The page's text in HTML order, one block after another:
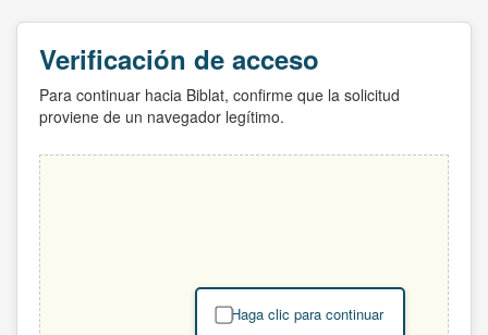
Verificación de acceso
Para continuar hacia Biblat, confirme que la solicitud
proviene de un navegador legítimo.
Haga clic para continuar